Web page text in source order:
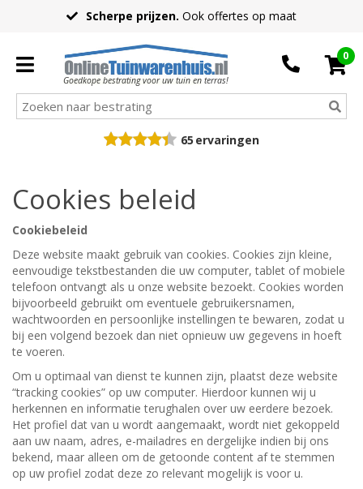
Scherpe prijzen. Ook offertes op maat
Goedkope bestrating voor uw tuin en terras!
0
65 ervaringen
Cookies beleid
Cookiebeleid
Deze website maakt gebruik van cookies. Cookies zijn kleine,
eenvoudige tekstbestanden die uw computer, tablet of mobiele
telefoon ontvangt als u onze website bezoekt. Cookies worden
bijvoorbeeld gebruikt om eventuele gebruikersnamen,
wachtwoorden en persoonlijke instellingen te bewaren, zodat u
bij een volgend bezoek dan niet opnieuw uw gegevens in hoeft
te voeren.
Om u optimaal van dienst te kunnen zijn, plaatst deze website
“tracking cookies” op uw computer. Hierdoor kunnen wij u
herkennen en informatie terughalen over uw eerdere bezoek.
Het profiel dat van u wordt aangemaakt, wordt niet gekoppeld
aan uw naam, adres, e-mailadres en dergelijke indien bij ons
bekend, maar alleen om de getoonde content af te stemmen
op uw profiel zodat deze zo relevant mogelijk is voor u.